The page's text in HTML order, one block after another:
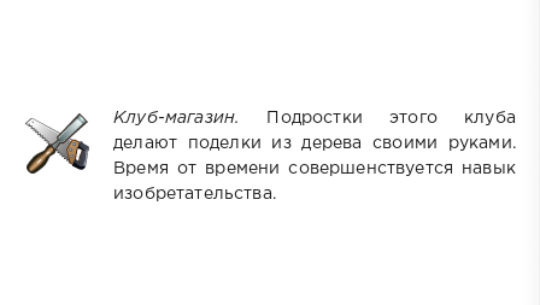
Клуб-магазин.
Подростки этого клуба
делают поделки из дерева своими руками.
Время от времени совершенствуется навык
изобретательства.